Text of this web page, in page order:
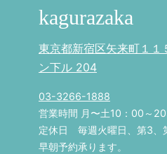
kagurazaka
東京都新宿区矢来町１１
ン下ル 204
03-3266-1888
営業時間 月〜土10：00～
定休日 毎週火曜日、第3、
早朝予約承ります。